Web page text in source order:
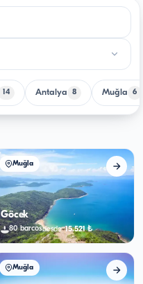
14 Antalya 8 Muğla 6
Muğla
Göcek
80 barcosdesde 15.521₺
Muğla